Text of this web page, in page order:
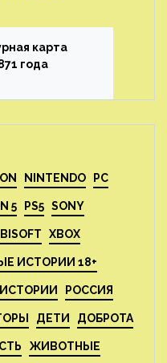
карта
года⁠⁠
NINTENDO PC
5 PS5 SONY
XBOX
ИСТОРИИ 18+
РОССИЯ
ДЕТИ ДОБРОТА
ЖИВОТНЫЕ